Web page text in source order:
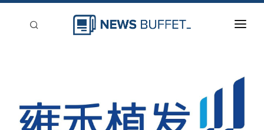
登入
刊登